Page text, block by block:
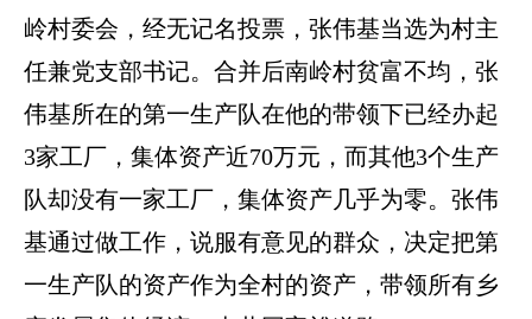
岭村委会，经无记名投票，张伟基当选为村主
任兼党支部书记。合并后南岭村贫富不均，张
伟基所在的第一生产队在他的带领下已经办起
3家工厂，集体资产近70万元，而其他3个生产
队却没有一家工厂，集体资产几乎为零。张伟
基通过做工作，说服有意见的群众，决定把第
一生产队的资产作为全村的资产，带领所有乡